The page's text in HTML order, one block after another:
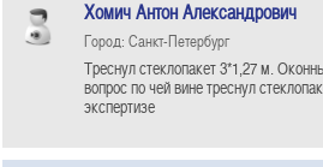
Хомич Антон Александрович
Город: Санкт-Петербург
Треснул стеклопакет 3*1,27 м.
вопрос по чей вине треснул
экспертизе